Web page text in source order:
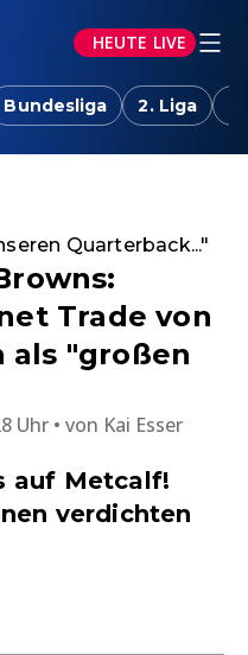
HEUTE LIVE
Bundesliga 2. Liga
Quarterback..."
Trade von
als "großen
Uhr von Kai Esser
auf Metcalf!
verdichten